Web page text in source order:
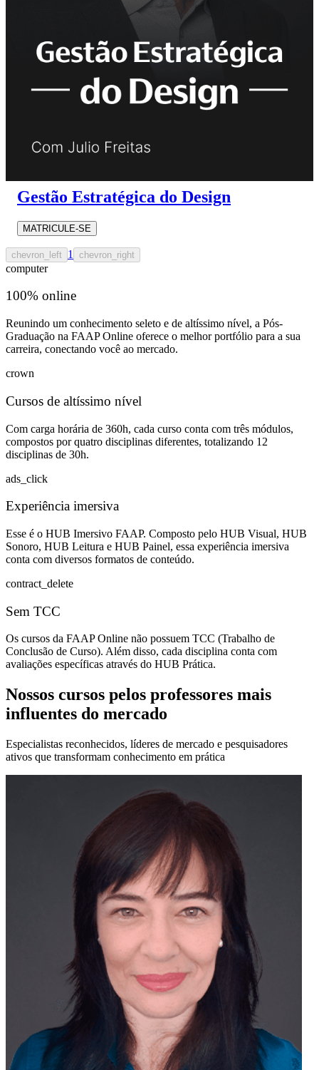
Gestão Estratégica do Design
MATRICULE-SE
chevron_left 1 chevron_right
computer
100% online
Reunindo um conhecimento seleto e de altíssimo nível, a Pós-
Graduação na FAAP Online oferece o melhor portfólio para a sua
carreira, conectando você ao mercado.
crown
Cursos de altíssimo nível
Com carga horária de 360h, cada curso conta com três módulos,
compostos por quatro disciplinas diferentes, totalizando 12
disciplinas de 30h.
ads_click
Experiência imersiva
Esse é o HUB Imersivo FAAP. Composto pelo HUB Visual, HUB
Sonoro, HUB Leitura e HUB Painel, essa experiência imersiva
conta com diversos formatos de conteúdo.
contract_delete
Sem TCC
Os cursos da FAAP Online não possuem TCC (Trabalho de
Conclusão de Curso). Além disso, cada disciplina conta com
avaliações específicas através do HUB Prática.
Nossos cursos pelos professores mais
influentes do mercado
Especialistas reconhecidos, líderes de mercado e pesquisadores
ativos que transformam conhecimento em prática